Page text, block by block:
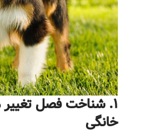
۱. شناخت فصل تغییر
خانگی